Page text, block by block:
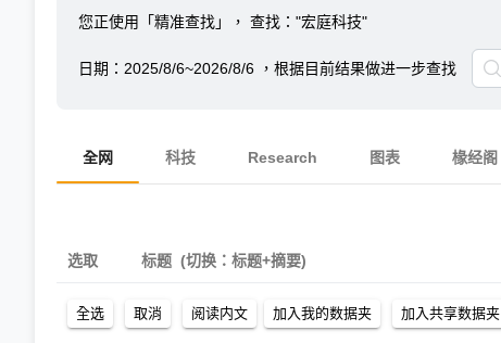
您正使用「精准查找」， 查找："宏庭科技"
日期： 2025/8/6~2026/8/6 ，根据目前结果做进一步查找
全网 科技 Research 图表 椽经阁
选取 标题 (切换：标题+摘要)